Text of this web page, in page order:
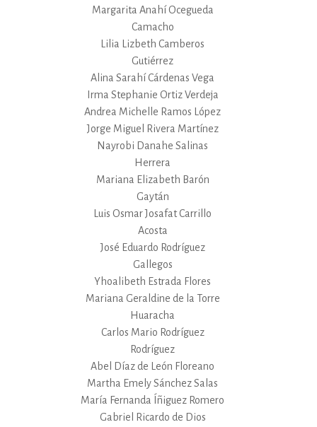
Margarita Anahí Ocegueda
Camacho
Lilia Lizbeth Camberos
Gutiérrez
Alina Sarahí Cárdenas Vega
Irma Stephanie Ortiz Verdeja
Andrea Michelle Ramos López
Jorge Miguel Rivera Martínez
Nayrobi Danahe Salinas
Herrera
Mariana Elizabeth Barón
Gaytán
Luis Osmar Josafat Carrillo
Acosta
José Eduardo Rodríguez
Gallegos
Yhoalibeth Estrada Flores
Mariana Geraldine de la Torre
Huaracha
Carlos Mario Rodríguez
Rodríguez
Abel Díaz de León Floreano
Martha Emely Sánchez Salas
María Fernanda Íñiguez Romero
Gabriel Ricardo de Dios